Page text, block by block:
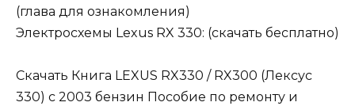
(глава для ознакомления)
Электросхемы Lexus RX 330: (скачать бесплатно)
Скачать Книга LEXUS RX330 / RX300 (Лексус
330) с 2003 бензин Пособие по ремонту и